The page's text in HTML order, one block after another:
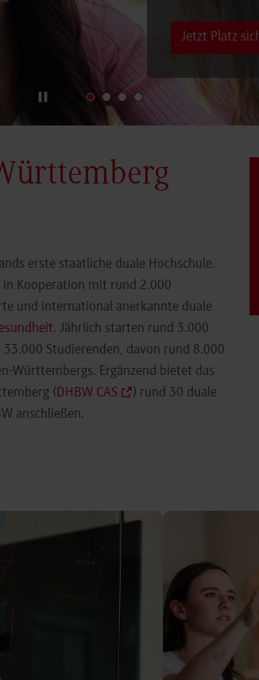
Jetzt Platz
erste staatliche duale Hochschule.
Kooperation mit rund 2.000
und international anerkannte duale
. Jährlich starten rund 3.000
Studierenden, davon rund 8.000
Württembergs. Ergänzend bietet das
(DHBW CAS
) rund 30 duale
anschließen.